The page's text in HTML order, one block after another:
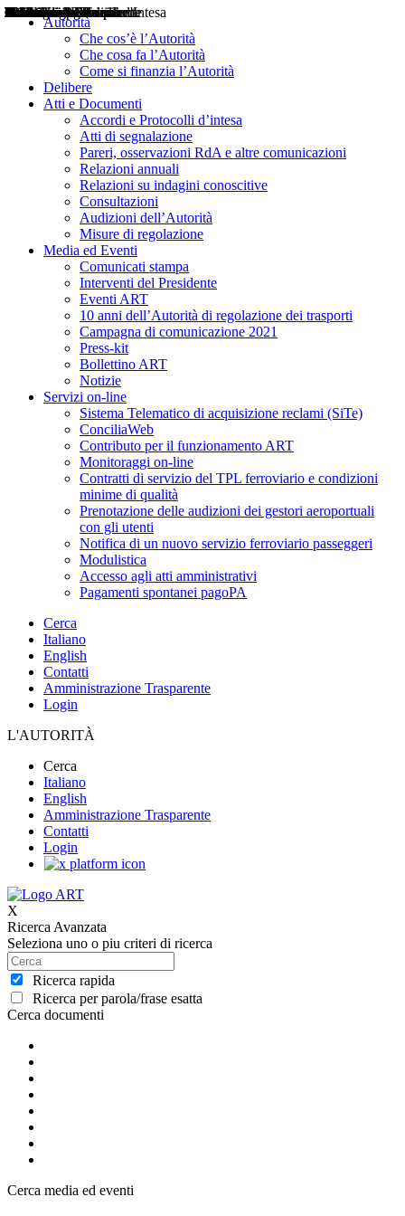
Autorità
Che cos’è l’Autorità
Che cosa fa l’Autorità
Come si finanzia l’Autorità
Delibere
Atti e Documenti
Accordi e Protocolli d’intesa
Atti di segnalazione
Pareri, osservazioni RdA e altre comunicazioni
Relazioni annuali
Relazioni su indagini conoscitive
Consultazioni
Audizioni dell’Autorità
Misure di regolazione
Media ed Eventi
Comunicati stampa
Interventi del Presidente
Eventi ART
10 anni dell’Autorità di regolazione dei trasporti
Campagna di comunicazione 2021
Press-kit
Bollettino ART
Notizie
Servizi on-line
Sistema Telematico di acquisizione reclami (SiTe)
ConciliaWeb
Contributo per il funzionamento ART
Monitoraggi on-line
Contratti di servizio del TPL ferroviario e condizioni
minime di qualità
Prenotazione delle audizioni dei gestori aeroportuali
con gli utenti
Notifica di un nuovo servizio ferroviario passeggeri
Modulistica
Accesso agli atti amministrativi
Pagamenti spontanei pagoPA
Cerca
Italiano
English
Contatti
Amministrazione Trasparente
Login
L'AUTORITÀ
Cerca
Italiano
English
Amministrazione Trasparente
Contatti
Login
X
Ricerca Avanzata
Seleziona uno o piu criteri di ricerca
Ricerca rapida
Ricerca per parola/frase esatta
Cerca documenti
Delibere
Pareri
Consultazioni
Audizioni
Atti di Segnalazione
Accordi e Protocolli d'Intesa
Relazioni annuali
Misure di regolazione
Cerca media ed eventi
Notizie
Comunicati Stampa
Bollettini ART
Convegni ART
Interviste del Presidente
Articoli in primo piano
Interventi del Presidente
2004
2005
2010
2013
2014
2015
2016
2017
2018
2019
202
2020
2021
2022
2023
2024
2025
2026
Aereo
Marittimo
Terrestre